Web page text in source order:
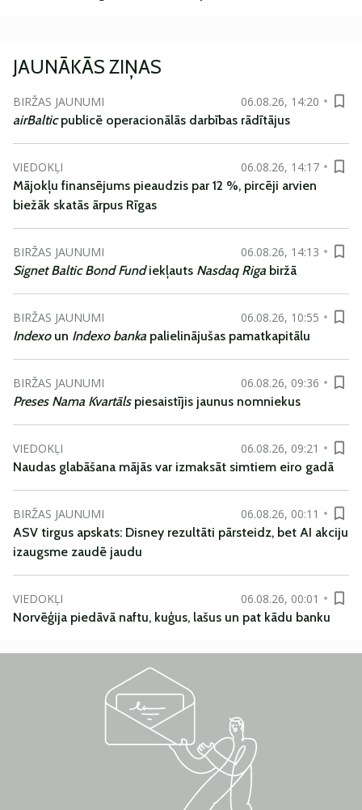
JAUNĀKĀS ZIŅAS
BIRŽAS JAUNUMI
06.08.26, 14:20
airBalticpublicē operacionālās darbības rādītājus
VIEDOKĻI
06.08.26, 14:17
Mājokļu finansējums pieaudzis par 12 %, pircēji arvien
biežāk skatās ārpus Rīgas
BIRŽAS JAUNUMI
06.08.26, 14:13
Signet Baltic Bond Fundiekļauts Nasdaq Riga biržā
BIRŽAS JAUNUMI
06.08.26, 10:55
Indexoun Indexo banka palielinājušas pamatkapitālu
BIRŽAS JAUNUMI
06.08.26, 09:36
Preses Nama Kvartāls piesaistījis jaunus nomniekus
VIEDOKĻI
06.08.26, 09:21
Naudas glabāšana mājās var izmaksāt simtiem eiro gadā
BIRŽAS JAUNUMI
06.08.26, 00:11
ASV tirgus apskats: Disney rezultāti pārsteidz, bet AI akciju
izaugsme zaudē jaudu
VIEDOKĻI
06.08.26, 00:01
Norvēģija piedāvā naftu, kuģus, lašus un pat kādu banku